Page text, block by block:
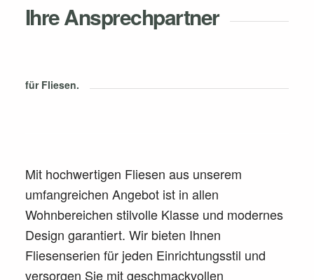
Ihre Ansprechpartner
für Fliesen.
Mit hochwertigen Fliesen aus unserem
umfangreichen Angebot ist in allen
Wohnbereichen stilvolle Klasse und modernes
Design garantiert. Wir bieten Ihnen
Fliesenserien für jeden Einrichtungsstil und
versorgen Sie mit geschmackvollen